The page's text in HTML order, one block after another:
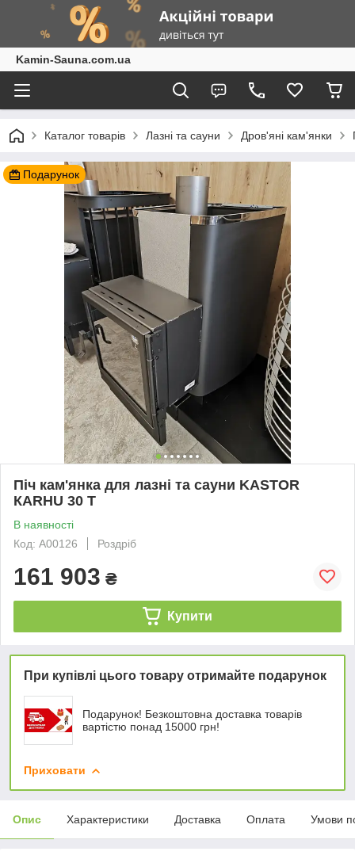
Kamin-Sauna.com.ua
Каталог товарів Лазні та сауни Дров'яні кам'янки
Подарунок
Піч кам'янка для лазні та сауни KASTOR
КARHU 30 T
В наявності
Код: А00126
Роздріб
161 903 ₴
Купити
При купівлі цього товару отримайте подарунок
Подарунок! Безкоштовна доставка товарів
вартістю понад 15000 грн!
Приховати
Опис Характеристики Доставка Оплата Умови